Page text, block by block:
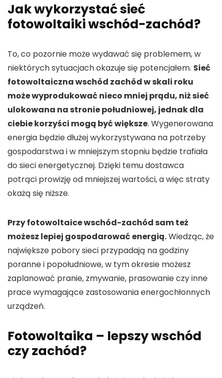
Jak wykorzystać sieć
fotowoltaiki wschód-zachód?
To, co pozornie może wydawać się problemem, w
niektórych sytuacjach okazuje się potencjałem. Sieć
fotowoltaiczna wschód zachód w skali roku
może wyprodukować nieco mniej prądu, niż sieć
ulokowana na stronie południowej, jednak dla
ciebie korzyści mogą być większe. Wygenerowana
energia będzie dłużej wykorzystywana na potrzeby
gospodarstwa i w mniejszym stopniu będzie trafiała
do sieci energetycznej. Dzięki temu dostawca
potrąci prowizję od mniejszej wartości, a więc straty
okażą się niższe.
Przy fotowoltaice wschód-zachód sam też
możesz lepiej gospodarować energią.Wiedząc, że
największe pobory sieci przypadają na godziny
poranne i popołudniowe, w tym okresie możesz
zaplanować pranie, zmywanie, prasowanie czy inne
prace wymagające zastosowania energochłonnych
urządzeń.
Fotowoltaika – lepszy wschód
czy zachód?